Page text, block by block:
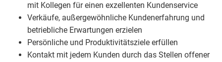
mit Kollegen für einen exzellenten Kundenservice
Verkäufe, außergewöhnliche Kundenerfahrung und
betriebliche Erwartungen erzielen
Persönliche und Produktivitätsziele erfüllen
Kontakt mit jedem Kunden durch das Stellen offener